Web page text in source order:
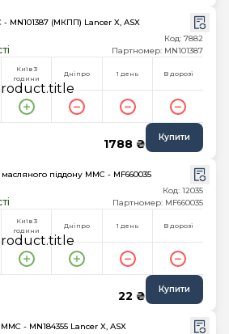
MN101387 (МКПП) Lancer X, ASX
Код: 7882
Партномер: MN101387
Київ 3
години
Дніпро 1 день В дорозі
1788 ₴ Купити
піддону MMC - MF660035
Код: 12035
Партномер: MF660035
Київ 3
години
Дніпро 1 день В дорозі
22 ₴ Купити
- MN184355 Lancer X, ASX